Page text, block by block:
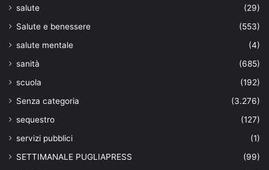
salute
(29)
Salute e benessere
(553)
salute mentale
(4)
sanità
(685)
scuola
(192)
Senza categoria
(3.276)
sequestro
(127)
servizi pubblici
(1)
SETTIMANALE PUGLIAPRESS
(99)